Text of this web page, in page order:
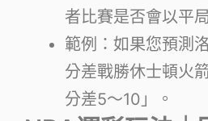
者比賽是否會以平
範例：如果您預測
分差戰勝休士頓火
分差5～10」。